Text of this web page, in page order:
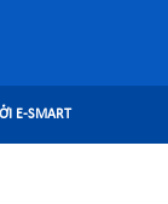
E-SMART